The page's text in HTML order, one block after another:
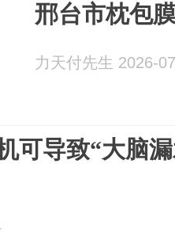
邢台市枕包
力天付先生 2026-
可导致“大脑